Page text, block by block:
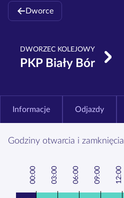
Dworce
DWORZEC KOLEJOWY
PKP Biały Bór
Informacje Odjazdy
Godziny otwarcia i zamknięcia
00:00 0
3:00
0
6:00
0
9:00 12:00